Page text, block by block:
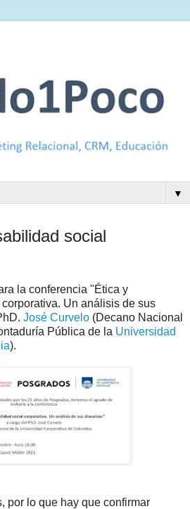
▼
social
la conferencia "Ética y
Un análisis de sus
José Curvelo (Decano Nacional
Pública de la Universidad
).
por lo que hay que confirmar